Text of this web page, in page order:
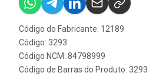
Código do Fabricante: 12189
Código: 3293
Código NCM: 84798999
Código de Barras do Produto: 3293